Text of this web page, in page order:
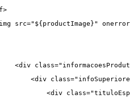
src="${productImage}"
<div
<div
<div